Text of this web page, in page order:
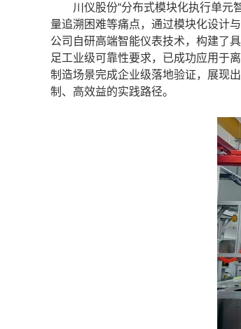
川仪股份“分布式模块化执行单元智
量追溯困难等痛点，通过模块化设计
公司自研高端智能仪表技术，构建了
足工业级可靠性要求，已成功应用于
制造场景完成企业级落地验证，展现
制、高效益的实践路径。